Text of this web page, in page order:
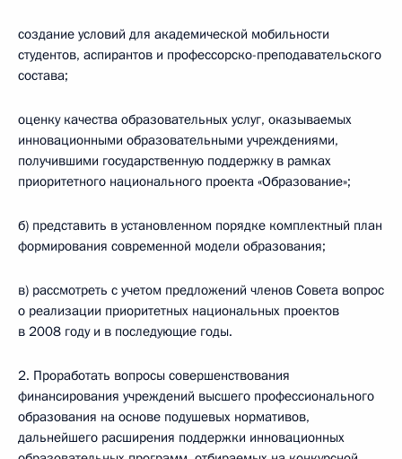
создание условий для академической мобильности
студентов, аспирантов и профессорско-преподавательского
состава;
оценку качества образовательных услуг, оказываемых
инновационными образовательными учреждениями,
получившими государственную поддержку в рамках
приоритетного национального проекта «Образование»;
б) представить в установленном порядке комплектный план
формирования современной модели образования;
в) рассмотреть с учетом предложений членов Совета вопрос
о реализации приоритетных национальных проектов
в 2008 году и в последующие годы.
2. Проработать вопросы совершенствования
финансирования учреждений высшего профессионального
образования на основе подушевых нормативов,
дальнейшего расширения поддержки инновационных